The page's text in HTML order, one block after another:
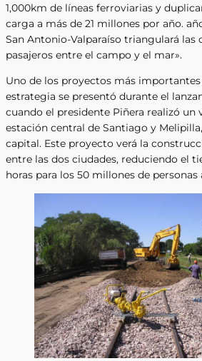
1,000km de líneas ferroviarias y
carga a más de 21 millones por año.
San Antonio-Valparaíso triangulará las
pasajeros entre el campo y el mar».
Uno de los proyectos más
estrategia se presentó durante el
cuando el presidente Piñera realizó un
estación central de Santiago y
capital. Este proyecto verá la
entre las dos ciudades, reduciendo el
horas para los 50 millones de personas